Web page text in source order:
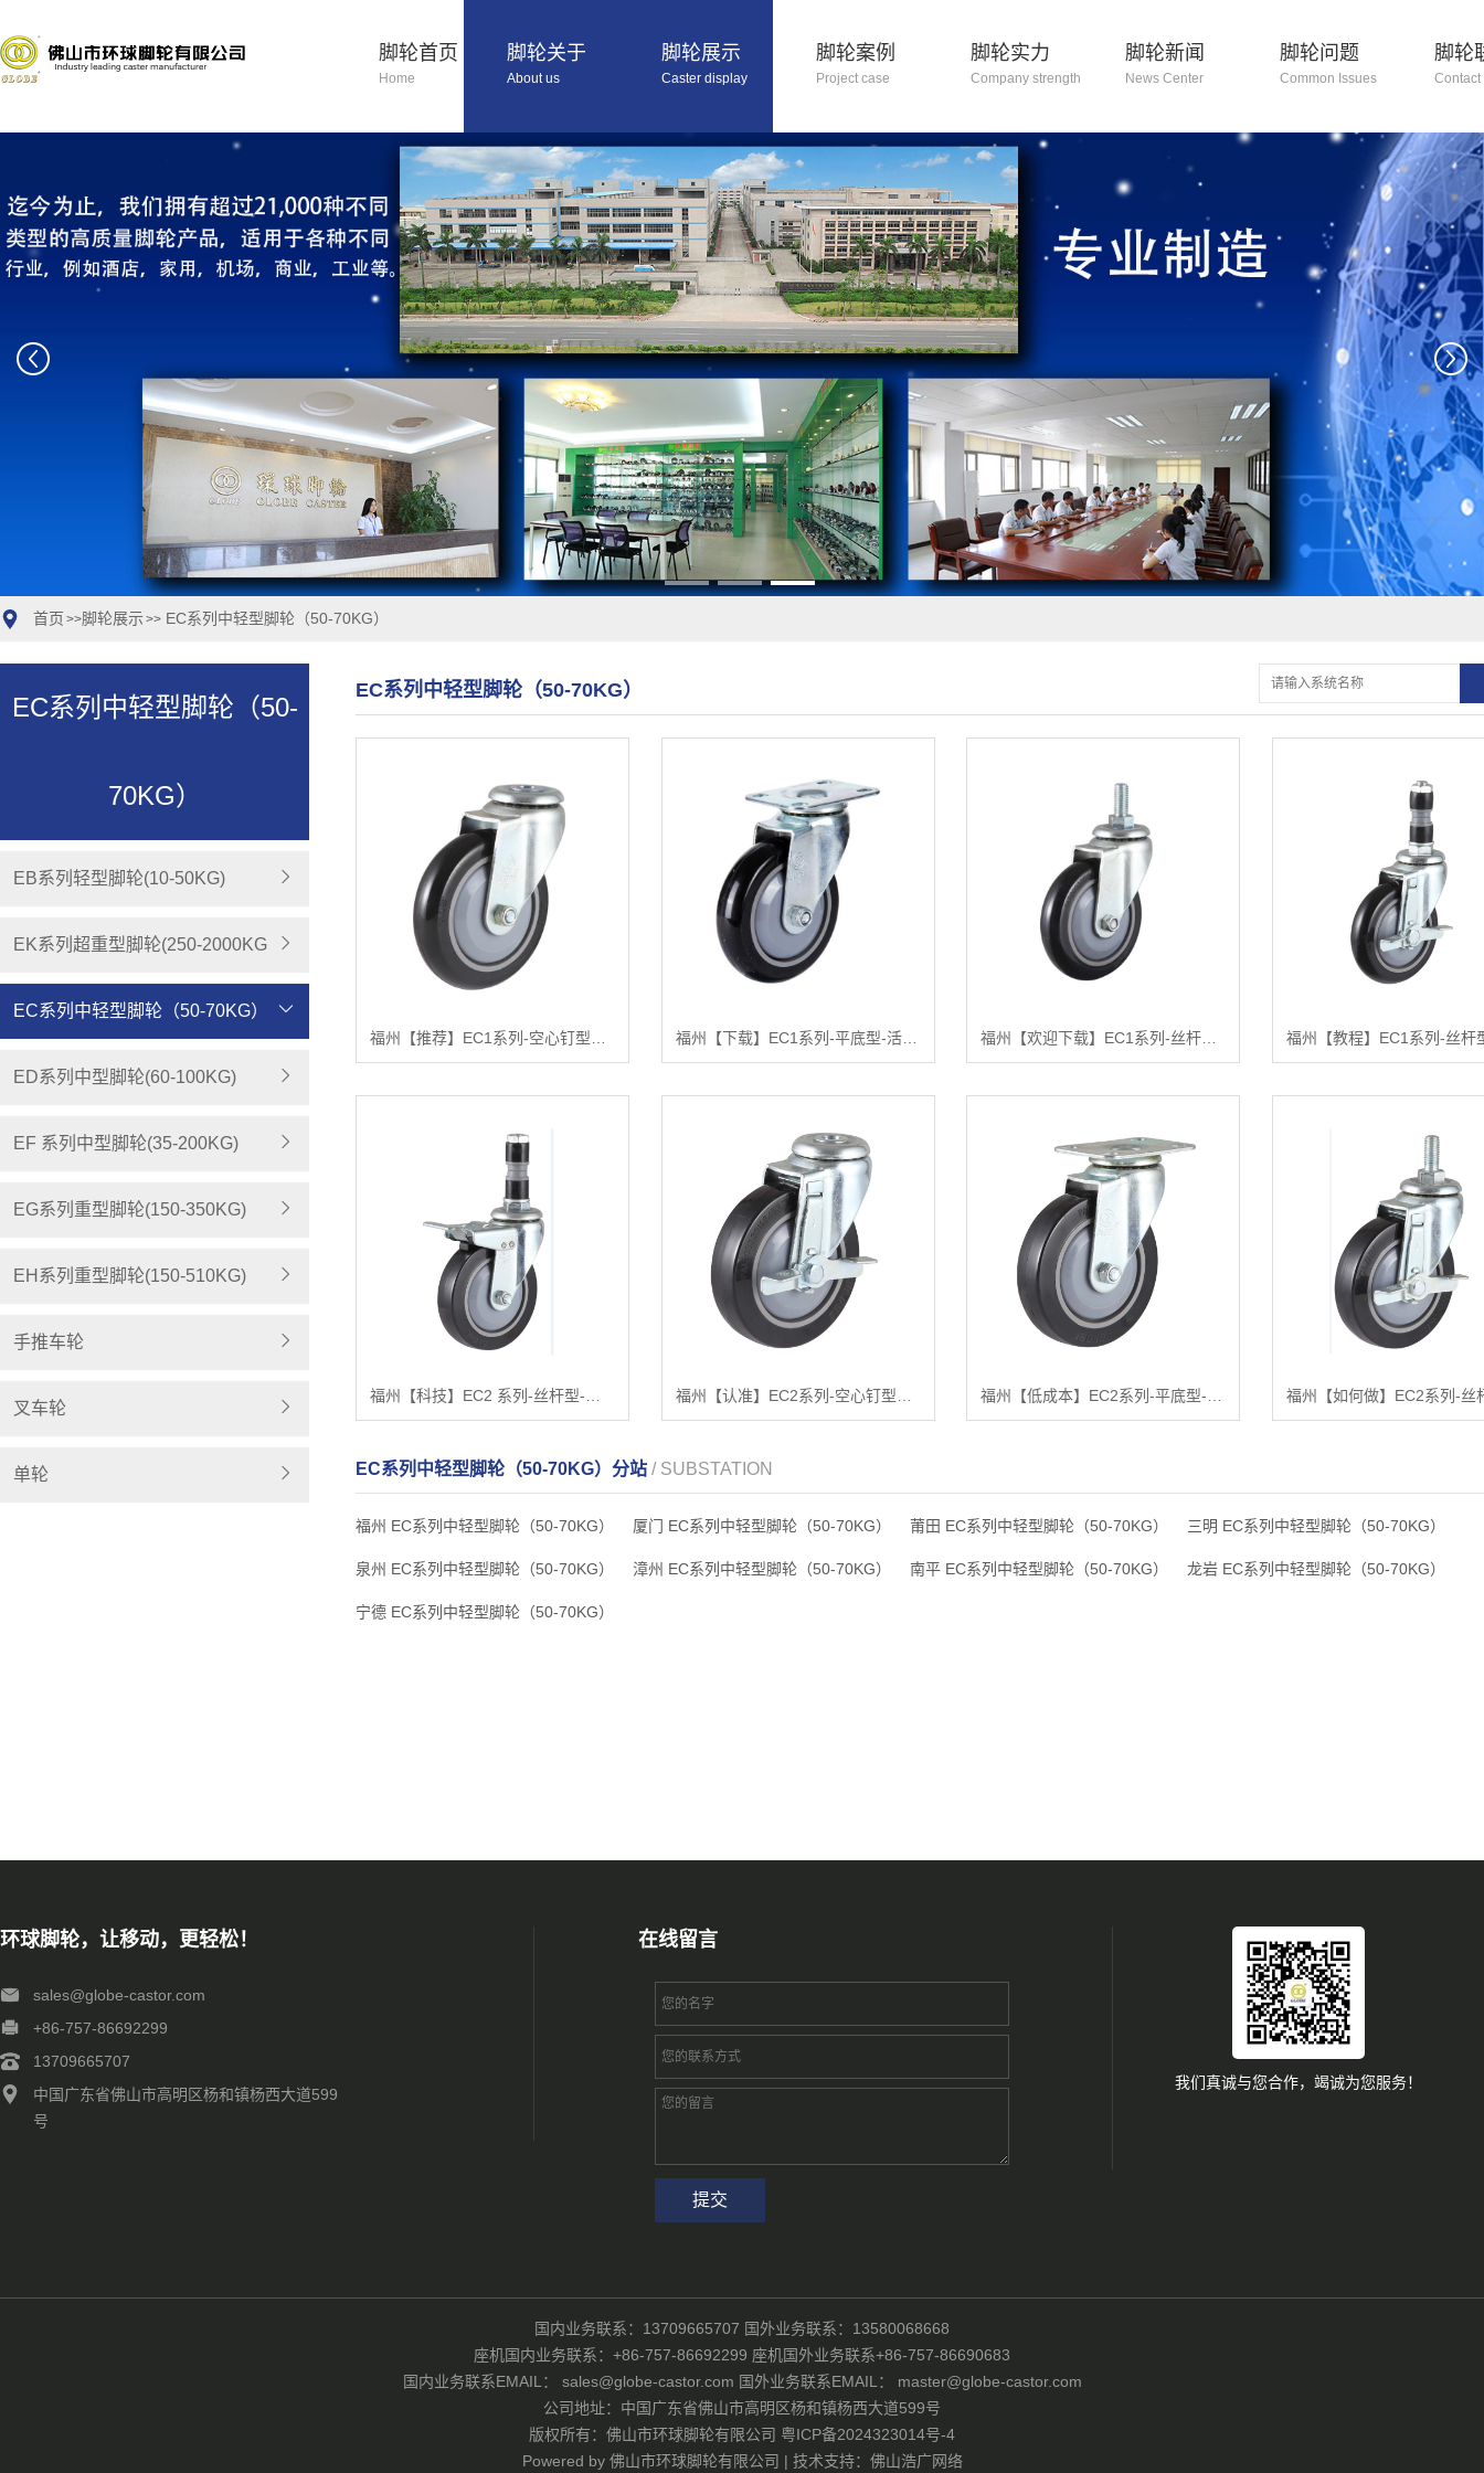
脚轮首页
Home
脚轮关于
About us
脚轮展示
Caster display
脚轮案例
Project case
脚轮实力
Company strength
脚轮新闻
News Center
脚轮问题
Common Issues
脚轮
Contact
首页 >>脚轮展示 >> EC系列中轻型脚轮（50-70KG）
EC系列中轻型脚轮（50-
70KG）
EB系列轻型脚轮(10-50KG)
EK系列超重型脚轮(250-2000KG
EC系列中轻型脚轮（50-70KG）
ED系列中型脚轮(60-100KG)
EF 系列中型脚轮(35-200KG)
EG系列重型脚轮(150-350KG)
EH系列重型脚轮(150-510KG)
手推车轮
叉车轮
单轮
EC系列中轻型脚轮（50-70KG）
福州【下载】EC1系列-平底型-活动式固定式（镀锌）【很重要?】
EC系列中轻型脚轮（50-70KG）分站 / SUBSTATION
福州 EC系列中轻型脚轮（50-70KG） 厦门 EC系列中轻型脚轮（50-70KG） 莆田 EC系列中轻型脚轮（50-70KG） 三明 EC系列中轻型脚轮（50-70KG）
泉州 EC系列中轻型脚轮（50-70KG） 漳州 EC系列中轻型脚轮（50-70KG） 南平 EC系列中轻型脚轮（50-70KG） 龙岩 EC系列中轻型脚轮（50-70KG）
宁德 EC系列中轻型脚轮（50-70KG）
环球脚轮，让移动，更轻松！
sales@globe-castor.com
+86-757-86692299
13709665707
中国广东省佛山市高明区杨和镇杨西大道599
号
在线留言
我们真诚与您合作，竭诚为您服务！
国内业务联系：13709665707 国外业务联系：13580068668
座机国内业务联系：+86-757-86692299 座机国外业务联系+86-757-86690683
国内业务联系EMAIL： sales@globe-castor.com 国外业务联系EMAIL： master@globe-castor.com
公司地址：中国广东省佛山市高明区杨和镇杨西大道599号
版权所有：佛山市环球脚轮有限公司 粤ICP备2024323014号-4
Powered by 佛山市环球脚轮有限公司 | 技术支持：佛山浩广网络